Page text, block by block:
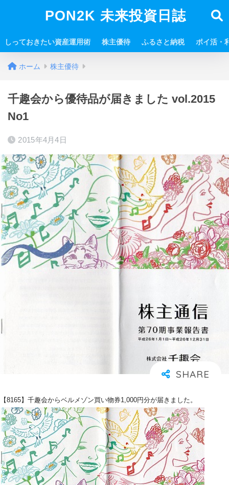
PON2K 未来投資日誌
しっておきたい資産運用術 株主優待 ふるさと納税 ポイ活・
ホーム 株主優待
千趣会から優待品が届きました vol.2015
No1
2015年4月4日
【8165】千趣会からベルメゾン買い物券1,000円分が届きました。